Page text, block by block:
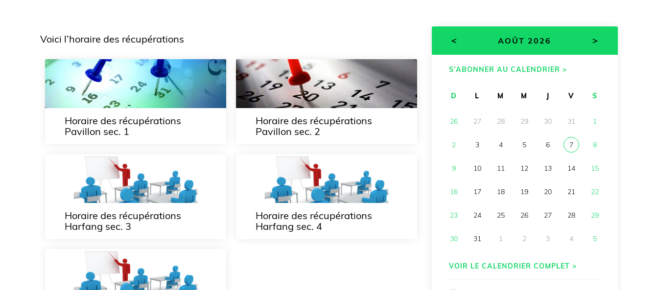
Voici l’horaire des récupérations
Horaire des récupérations
Pavillon sec. 1
Horaire des récupérations
Pavillon sec. 2
Horaire des récupérations
Harfang sec. 3
Horaire des récupérations
Harfang sec. 4
< AOÛT 2026 >
S’ABONNER AU CALENDRIER >
D L M M V S
26 27 28 29 30 31 1
2 3 4 5 6 7 8
9 10 11 12 13 14 15
16 17 18 19 20 21 22
23 24 25 26 27 28 29
30 31 1 2 3 4 5
VOIR LE CALENDRIER COMPLET >